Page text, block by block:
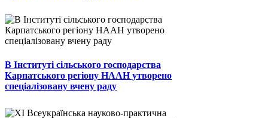
В Інституті сільського господарства
Карпатського регіону НААН утворено
спеціалізовану вчену раду